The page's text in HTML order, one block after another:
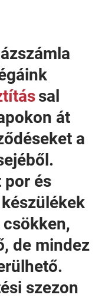
sal
át
a
és
de mindez
szezon